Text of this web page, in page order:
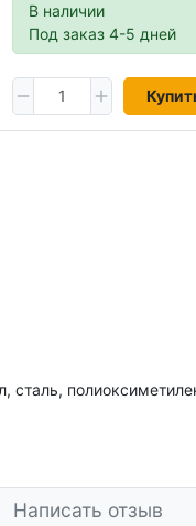
В наличии
Под заказ 4-5 дней
Написать отзыв